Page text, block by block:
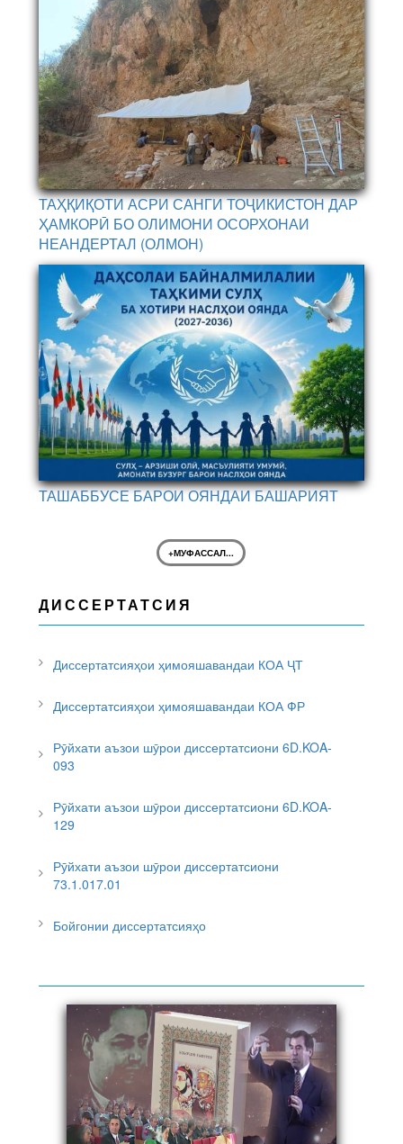
ТАҲҚИҚОТИ АСРИ САНГИ ТОҶИКИСТОН ДАР
ҲАМКОРӢ БО ОЛИМОНИ ОСОРХОНАИ
НЕАНДЕРТАЛ (ОЛМОН)
ТАШАББУСЕ БАРОИ ОЯНДАИ БАШАРИЯТ
+МУФАССАЛ...
ДИССЕРТАТСИЯ
Диссертатсияҳои ҳимояшавандаи КОА ҶТ
Диссертатсияҳои ҳимояшавандаи КОА ФР
Рӯйхати аъзои шӯрои диссертатсиони 6D.KOA-
093
Рӯйхати аъзои шӯрои диссертатсиони 6D.KOA-
129
Рӯйхати аъзои шӯрои диссертатсиони
73.1.017.01
Бойгонии диссертатсияҳо